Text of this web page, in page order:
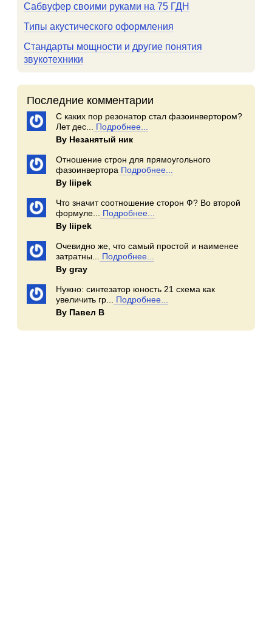
Сабвуфер своими руками на 75 ГДН
Типы акустического оформления
Стандарты мощности и другие понятия
звукотехники
Последние комментарии
С каких пор резонатор стал фазоинвертором?
Лет дес...
Подробнее...
By Незанятый ник
Отношение строн для прямоугольного
фазоинвертора Подробнее...
By Iiipek
Что значит соотношение сторон Ф? Во второй
формуле...
Подробнее...
By Iiipek
Очевидно же, что самый простой и наименее
затратны...
Подробнее...
By gray
Нужно: синтезатор юность 21 схема как
увеличить гр...
Подробнее...
By Павел В